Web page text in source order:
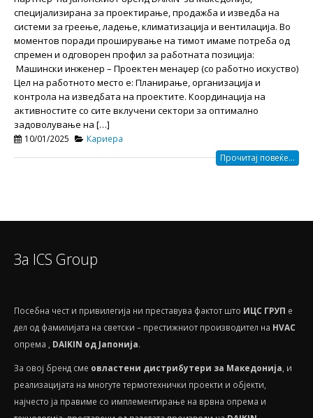
специјализирана за проектирање, продажба и изведба на
системи за греење, ладење, климатизација и вентилација. Во
моментов поради проширување на тимот имаме потреба од
спремен и одговорен профил за работната позиција:
Машински инженер – Проектен менаџер (со работно искуство)
Цел на работното место е: Планирање, организација и
контрола на изведбата на проектите. Координација на
активностите со сите вклучени сектори за оптимално
задоволување на […]
10/01/2025 Кариера
Прочитај повеќе...
За ICS Group
Посебнa чест и привилегија ни преставува фактот што ИЦС ГРУП е
дел од фамилијата на светски – престижниот производител на HVAС
опрема , DAIKIN од Јапонија.
За овој бренд сме овластени дистрибутери за Македонија , и
реализацијата на многуте термотехнички проекти и објекти,
најчесто ја правиме со имплементирање на врвна опрема и